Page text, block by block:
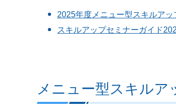
2025年度メニュー型スキルア
スキルアップセミナーガイド
メニュー型スキル